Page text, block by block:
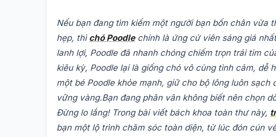
Nếu bạn đang tìm kiếm một người bạn bốn chân vừa
hẹp, thì chó Poodlechính là ứng cử viên sáng giá
lanh lợi, Poodle đã nhanh chóng chiếm trọn trái tim
kiêu kỳ, Poodle lại là giống chó vô cùng tình cảm,
một bé Poodle khỏe mạnh, giữ cho bộ lông luôn
vững vàng.Bạn đang phân vân không biết nên chọn
Đừng lo lắng! Trong bài viết bách khoa toàn thư này,
bạn một lộ trình chăm sóc toàn diện, từ lúc đón cún